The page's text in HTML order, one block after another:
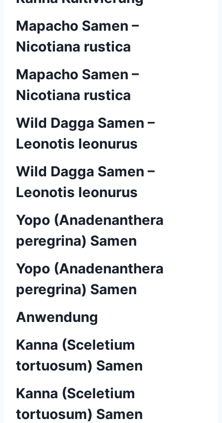
Mapacho Samen –
Nicotiana rustica
Mapacho Samen –
Nicotiana rustica
Wild Dagga Samen –
Leonotis leonurus
Wild Dagga Samen –
Leonotis leonurus
Yopo (Anadenanthera
peregrina) Samen
Yopo (Anadenanthera
peregrina) Samen
Anwendung
Kanna (Sceletium
tortuosum) Samen
Kanna (Sceletium
tortuosum) Samen